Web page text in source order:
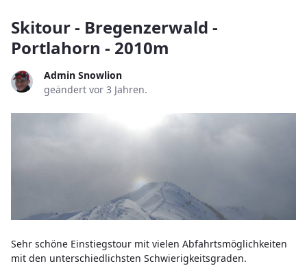
Skitour - Bregenzerwald -
Portlahorn - 2010m
Admin Snowlion
geändert vor 3 Jahren.
Sehr schöne Einstiegstour mit vielen Abfahrtsmöglichkeiten
mit den unterschiedlichsten Schwierigkeitsgraden.